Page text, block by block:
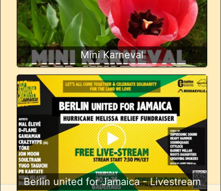
Mini Karneval
Berlin united for Jamaica - Livestream